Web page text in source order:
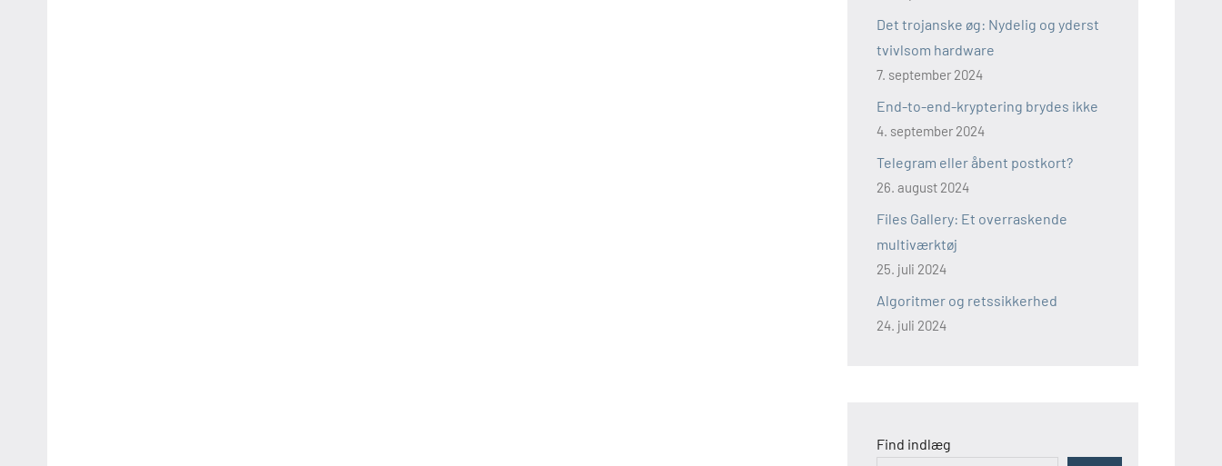
Det trojanske øg: Nydelig og yderst
tvivlsom hardware
7. september 2024
End-to-end-kryptering brydes ikke
4. september 2024
Telegram eller åbent postkort?
26. august 2024
Files Gallery: Et overraskende
multiværktøj
25. juli 2024
Algoritmer og retssikkerhed
24. juli 2024
Find indlæg